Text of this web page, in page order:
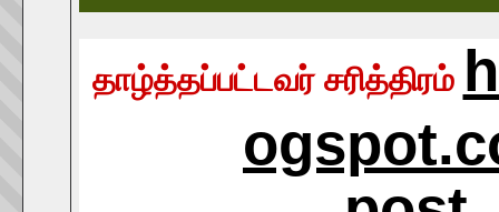
தாழ்த்தப்பட்டவர் சரித்திரம்